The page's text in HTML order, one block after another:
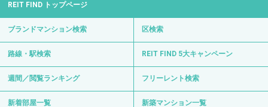
REIT FIND トップページ
ブランドマンション検索 区検索
路線・駅検索 REIT FIND 5大キャンペーン
週間／閲覧ランキング フリーレント検索
新着部屋一覧 新築マンション一覧